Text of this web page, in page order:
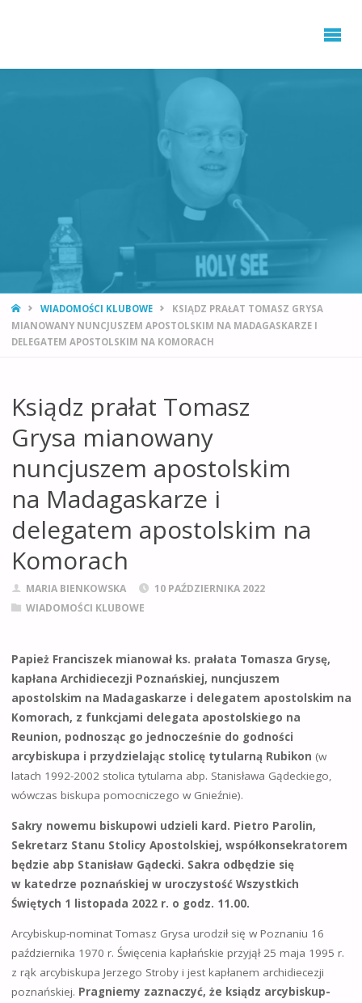
STRONA
GŁÓWNA
WIADOMOŚCI KLUBOWE
KSIĄDZ PRAŁAT TOMASZ GRYSA
MIANOWANY NUNCJUSZEM APOSTOLSKIM NA MADAGASKARZE I
DELEGATEM APOSTOLSKIM NA KOMORACH
Ksiądz prałat Tomasz
Grysa mianowany
nuncjuszem apostolskim
na Madagaskarze i
delegatem apostolskim na
Komorach
MARIA BIENKOWSKA
10 PAŹDZIERNIKA 2022
WIADOMOŚCI KLUBOWE
Papież Franciszek mianował ks. prałata Tomasza Grysę,
kapłana Archidiecezji Poznańskiej, nuncjuszem
apostolskim na Madagaskarze i delegatem apostolskim na
Komorach, z funkcjami delegata apostolskiego na
Reunion, podnosząc go jednocześnie do godności
arcybiskupa i przydzielając stolicę tytularną Rubikon (w
latach 1992-2002 stolica tytularna abp. Stanisława Gądeckiego,
wówczas biskupa pomocniczego w Gnieźnie).
Sakry nowemu biskupowi udzieli kard. Pietro Parolin,
Sekretarz Stanu Stolicy Apostolskiej, współkonsekratorem
będzie abp Stanisław Gądecki. Sakra odbędzie się
w katedrze poznańskiej w uroczystość Wszystkich
Świętych 1 listopada 2022 r. o godz. 11.00.
Arcybiskup-nominat Tomasz Grysa urodził się w Poznaniu 16
października 1970 r. Święcenia kapłańskie przyjął 25 maja 1995 r.
z rąk arcybiskupa Jerzego Stroby i jest kapłanem archidiecezji
poznańskiej. Pragniemy zaznaczyć, że ksiądz arcybiskup-